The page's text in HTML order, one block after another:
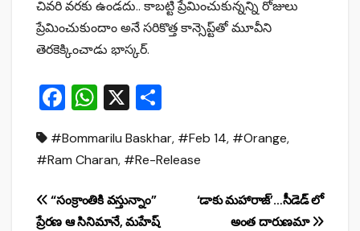
చివరి వరకు ఉండదు.. కాబట్టి ప్రేమించుకున్నన్ని రోజులు
ప్రేమించుకుందాం అనే సరికొత్త కాన్సెప్ట్‌తో మూవీని
తెరకెక్కించాడు భాస్కర్‌.
F
c
e
b
W
at
s
A
X
ar
e
#Bommarilu Baskhar, #Feb 14, #Orange,
#Ram Charan, #Re-Release
Post
‘డాకు మహారాజ్’…సీడెడ్ లో
అంత దారుణమా
“సంక్రాంతికి వస్తున్నాం”
ప్రేరణ ఆ సినిమానే, మహేష్